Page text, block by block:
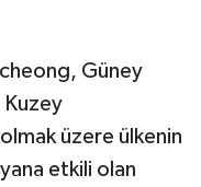
Güney
Kuzey
üzere ülkenin
etkili olan